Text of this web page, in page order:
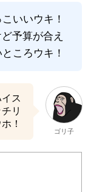
いいウキ！
予算が合え
ころウキ！
ス
リ
！
ゴリ子